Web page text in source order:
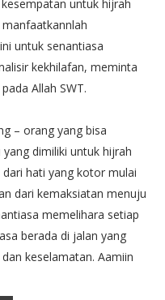
untuk hijrah
untuk senantiasa
kekhilafan, meminta
Allah SWT.
– orang yang bisa
dimiliki untuk hijrah
hati yang kotor mulai
dari kemaksiatan menuju
memelihara setiap
berada di jalan yang
keselamatan. Aamiin